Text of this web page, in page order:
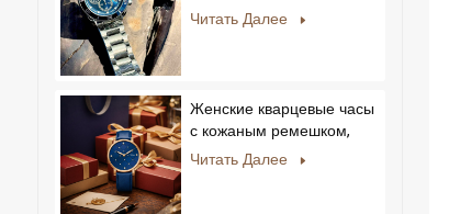
корпус из сплава,
логотипа на заказ для
Читать Далее
Женские кварцевые часы
с кожаным ремешком,
ультратонкие, с
Читать Далее